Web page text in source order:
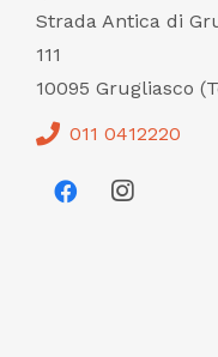
Strada Antica di
111
10095 Grugliasco
011 0412220